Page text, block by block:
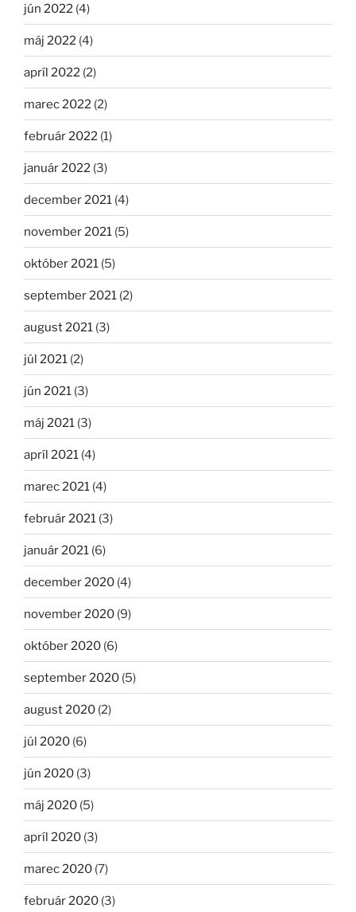
jún 2022 (4)
máj 2022 (4)
apríl 2022 (2)
marec 2022 (2)
február 2022 (1)
január 2022 (3)
december 2021 (4)
november 2021 (5)
október 2021 (5)
september 2021 (2)
august 2021 (3)
júl 2021 (2)
jún 2021 (3)
máj 2021 (3)
apríl 2021 (4)
marec 2021 (4)
február 2021 (3)
január 2021 (6)
december 2020 (4)
november 2020 (9)
október 2020 (6)
september 2020 (5)
august 2020 (2)
júl 2020 (6)
jún 2020 (3)
máj 2020 (5)
apríl 2020 (3)
marec 2020 (7)
február 2020 (3)